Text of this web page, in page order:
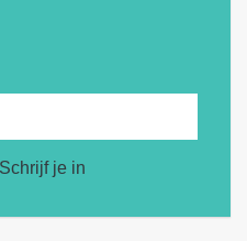
Schrijf je in